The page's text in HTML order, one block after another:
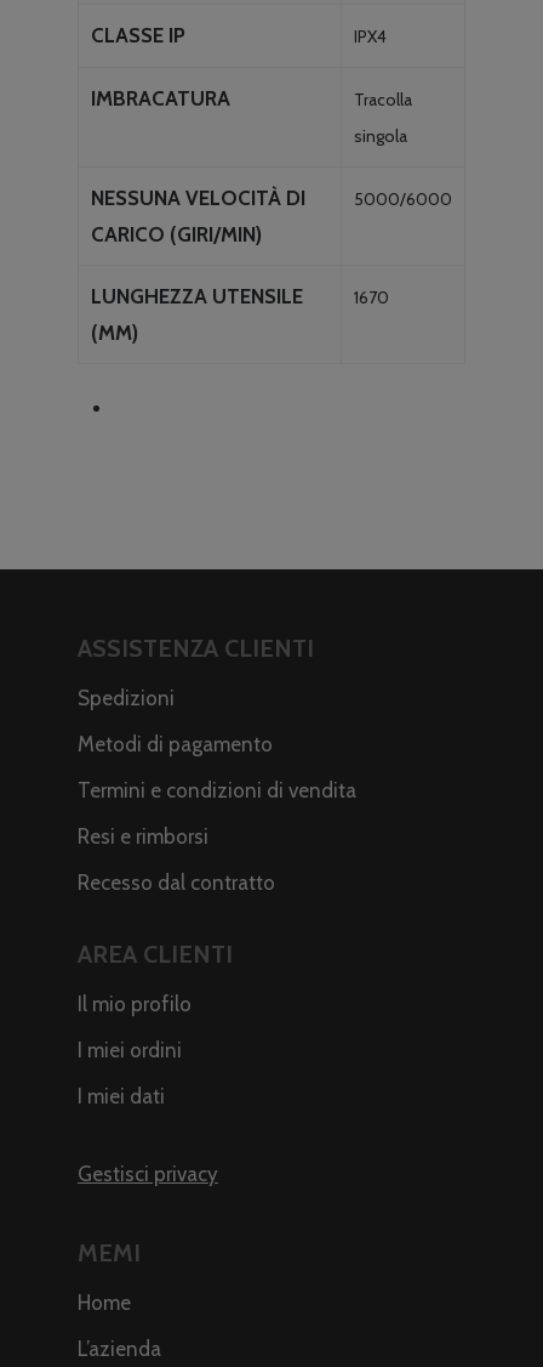
CLASSE IP IPX4
IMBRACATURA
Tracolla
singola
NESSUNA VELOCITÀ DI
CARICO (GIRI/MIN)
5000/6000
LUNGHEZZA UTENSILE
(MM)
1670
ASSISTENZA CLIENTI
Spedizioni
Metodi di pagamento
Termini e condizioni di vendita
Resi e rimborsi
Recesso dal contratto
AREA CLIENTI
Il mio profilo
I miei ordini
I miei dati
Gestisci privacy
MEMI
Home
L’azienda